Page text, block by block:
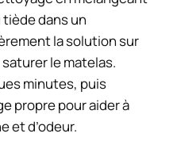
tiède dans un
la solution sur
saturer le matelas.
minutes, puis
propre pour aider à
et d’odeur.